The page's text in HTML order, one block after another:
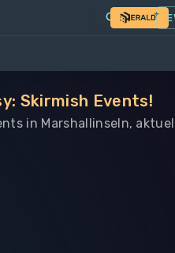
Skirmish Events!
in Marshallinseln,